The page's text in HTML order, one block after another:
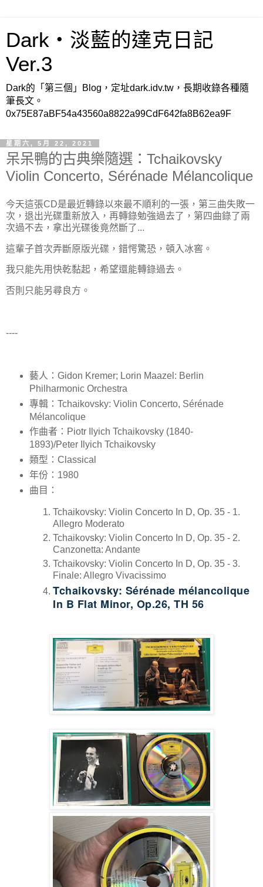
Dark‧淡藍的達克日記
Ver.3
Dark的「第三個」Blog，定址dark.idv.tw，長期收錄各種隨
筆長文。
0x75E87aBF54a43560a8822a99CdF642fa8B62ea9F
星期六, 5月 22, 2021
呆呆鴨的古典樂隨選：Tchaikovsky
Violin Concerto, Sérénade Mélancolique
今天這張CD是最近轉錄以來最不順利的一張，第三曲失敗一
次，退出光碟重新放入，再轉錄勉強過去了，第四曲錄了兩
次過不去，拿出光碟後竟然斷了...
這輩子首次弄斷原版光碟，錯愕驚恐，頓入冰窖。
我只能先用快乾黏起，希望還能轉錄過去。
否則只能另尋良方。
----
藝人：Gidon Kremer; Lorin Maazel: Berlin
Philharmonic Orchestra
專輯：Tchaikovsky: Violin Concerto, Sérénade
Mélancolique
作曲者：Piotr Ilyich Tchaikovsky (1840-
1893)/Peter Ilyich Tchaikovsky
類型：Classical
年份：1980
曲目：
Tchaikovsky: Violin Concerto In D, Op. 35 - 1.
Allegro Moderato
Tchaikovsky: Violin Concerto In D, Op. 35 - 2.
Canzonetta: Andante
Tchaikovsky: Violin Concerto In D, Op. 35 - 3.
Finale: Allegro Vivacissimo
Tchaikovsky: Sérénade mélancolique
In B Flat Minor, Op.26, TH 56